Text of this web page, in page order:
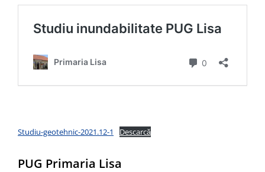
Studiu-geotehnic-2021.12-1 Descarcă
PUG Primaria Lisa